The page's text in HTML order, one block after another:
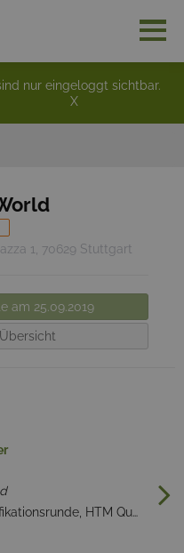
nur eingeloggt sichtbar.
X
1, 70629 Stuttgart
am 25.09.2019
Freestyle Qualifikationsrunde, HTM Qualifikationsrunde